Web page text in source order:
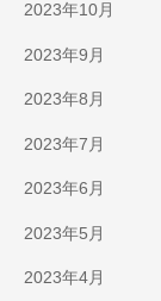
2023年10月
2023年9月
2023年8月
2023年7月
2023年6月
2023年5月
2023年4月